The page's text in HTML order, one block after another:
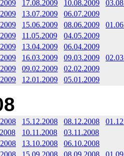
17.08.2009 10.08.2009
13.07.2009
06.07.2009
15.06.2009 08.06.2009
11.05.2009
04.05.2009
13.04.2009
06.04.2009
16.03.2009 09.03.2009
09.02.2009
02.02.2009
12.01.2009 05.01.2009
15.12.2008 08.12.2008
10.11.2008
03.11.2008
13.10.2008
06.10.2008
15.09.2008 08.09.2008